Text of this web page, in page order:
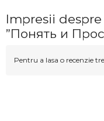
Impresii
”Понять и
Pentru a lasa o recenzie